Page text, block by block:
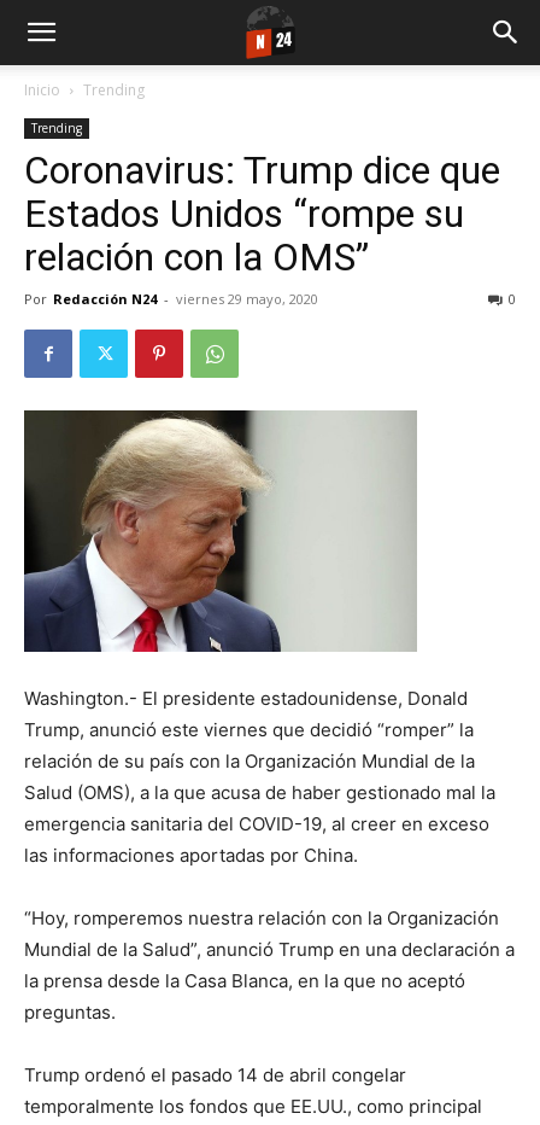
Inicio Trending
Trending
Coronavirus: Trump dice que
Estados Unidos “rompe su
relación con la OMS”
Por Redacción N24 - viernes 29 mayo, 2020 0
Washington.- El presidente estadounidense, Donald
Trump, anunció este viernes que decidió “romper” la
relación de su país con la Organización Mundial de la
Salud (OMS), a la que acusa de haber gestionado mal la
emergencia sanitaria del COVID-19, al creer en exceso
las informaciones aportadas por China.
“Hoy, romperemos nuestra relación con la Organización
Mundial de la Salud”, anunció Trump en una declaración a
la prensa desde la Casa Blanca, en la que no aceptó
preguntas.
Trump ordenó el pasado 14 de abril congelar
temporalmente los fondos que EE.UU., como principal